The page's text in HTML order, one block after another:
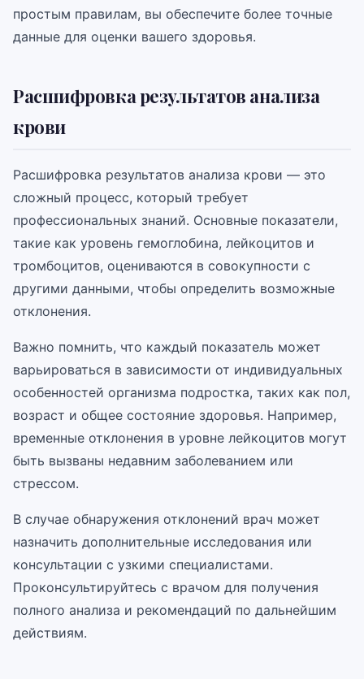
простым правилам, вы обеспечите более точные
данные для оценки вашего здоровья.
Расшифровка результатов анализа
крови
Расшифровка результатов анализа крови — это
сложный процесс, который требует
профессиональных знаний. Основные показатели,
такие как уровень гемоглобина, лейкоцитов и
тромбоцитов, оцениваются в совокупности с
другими данными, чтобы определить возможные
отклонения.
Важно помнить, что каждый показатель может
варьироваться в зависимости от индивидуальных
особенностей организма подростка, таких как пол,
возраст и общее состояние здоровья. Например,
временные отклонения в уровне лейкоцитов могут
быть вызваны недавним заболеванием или
стрессом.
В случае обнаружения отклонений врач может
назначить дополнительные исследования или
консультации с узкими специалистами.
Проконсультируйтесь с врачом для получения
полного анализа и рекомендаций по дальнейшим
действиям.